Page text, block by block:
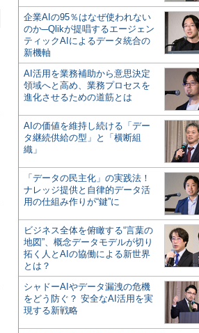
企業AIの95％はなぜ使われない
のか─Qlikが提唱するエージェン
ティックAIによるデータ統合の
新機軸
AI活用を業務補助から意思決定
領域へと高め、業務プロセスを
進化させるための道筋とは
AIの価値を維持し続ける「デー
タ継続供給の型」と「横断組
織」
「データの民主化」の実践法！
ナレッジ提供と自律的データ活
用の仕組み作りが“鍵”に
ビジネス全体を俯瞰する“言葉の
地図”、概念データモデルが切り
拓く人とAIの協働による新世界
とは？
シャドーAIやデータ漏洩の危機
をどう防ぐ？ 安全なAI活用を実
現する新戦略